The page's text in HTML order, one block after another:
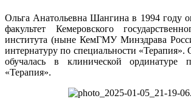
Ольга Анатольевна Шангина в 1994 году
факультет Кемеровского
института (ныне КемГМУ Минздрава
интернатуру по специальности «Терапия».
обучалась в клинической ординатуре
«Терапия».